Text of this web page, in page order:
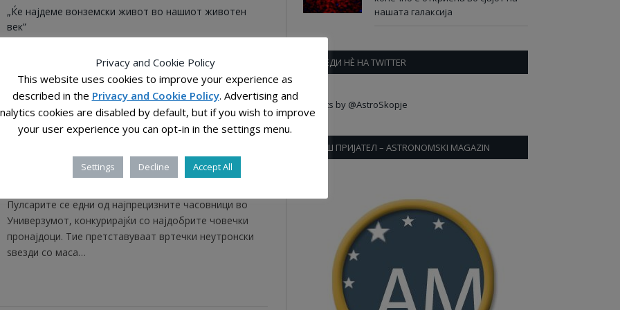
„Ќе најдеме вонземски живот во нашиот животен
век”
во универзумот. Според научниците кои работат на
институтот СЕТИ (Search for…
Необична грешка во космичкиот часовник
Пулсарите се едни од најпрецизните часовници во
Универзумот, конкурирајќи со најдобрите човечки
пронајдоци. Тие претставуваат вртечки неутронски
ѕвезди со маса…
нашата галаксија
СЛЕДИ НÈ НА TWITTER
Tweets by @AstroSkopje
НАШ ПРИЈАТЕЛ – ASTRONOMSKI MAGAZIN
Privacy and Cookie Policy
This website uses cookies to improve your experience as
described in the Privacy and Cookie Policy. Advertising and
cookies are disabled by default, but if you wish to improve
your user experience you can opt-in in the settings menu.
Settings Decline Accept All